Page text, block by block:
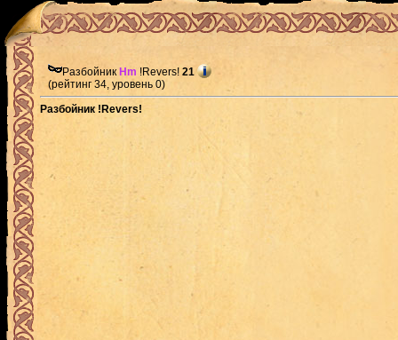
Разбойник Hm !Revers! 21
(рейтинг 34, уровень 0)
Разбойник !Revers!